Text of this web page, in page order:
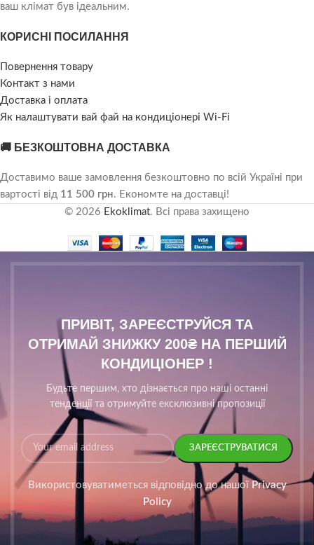
ваш клімат був ідеальним.
КОРИСНІ ПОСИЛАННЯ
Повернення товару
Контакт з нами
Доставка і оплата
Як налаштувати вай фай на кондиціонері Wi-Fi
🚚 БЕЗКОШТОВНА ДОСТАВКА
Доставимо ваше замовлення безкоштовно по всій Україні при
вартості від 11 500 грн. Економте на доставці!
© 2026 Ekoklimat. Всі права захищено
ПРИВІТ, ЗАРЕЄСТРУЙСЯ ТА
ОТРИМАЙ ЗНИЖКУ 200₴ НА ПЕРШИЙ
КОНДИЦІОНЕР !
Будьте першим, хто дізнається про наші останні
тенденції та отримуйте ексклюзивні пропозиції
Використовуватиметься відповідно до нашої Privacy
Policy